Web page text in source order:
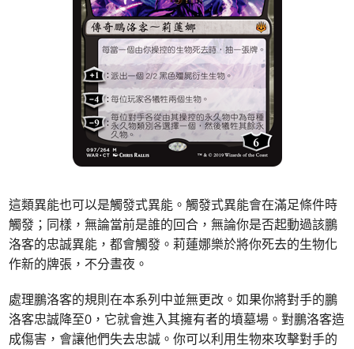
這類異能也可以是觸發式異能。觸發式異能會在滿足條件時
觸發；同樣，無論當前是誰的回合，無論你是否起動過該鵬
洛客的忠誠異能，都會觸發。莉蓮娜樂於將你死去的生物化
作新的牌張，不分晝夜。
處理鵬洛客的規則在本系列中並無更改。如果你將對手的鵬
洛客忠誠降至0，它就會進入其擁有者的墳墓場。對鵬洛客造
成傷害，會讓他們失去忠誠。你可以利用生物來攻擊對手的